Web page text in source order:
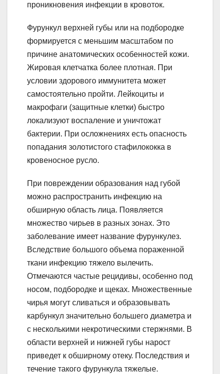
проникновения инфекции в кровоток.
Фурункул верхней губы или на подбородке
формируется с меньшим масштабом по
причине анатомических особенностей кожи.
Жировая клетчатка более плотная. При
условии здорового иммунитета может
самостоятельно пройти. Лейкоциты и
макрофаги (защитные клетки) быстро
локализуют воспаление и уничтожат
бактерии. При осложнениях есть опасность
попадания золотистого стафилококка в
кровеносное русло.
При повреждении образования над губой
можно распространить инфекцию на
обширную область лица. Появляется
множество чирьев в разных зонах. Это
заболевание имеет название фурункулез.
Вследствие большого объема пораженной
ткани инфекцию тяжело вылечить.
Отмечаются частые рецидивы, особенно под
носом, подбородке и щеках. Множественные
чирья могут сливаться и образовывать
карбункул значительно большего диаметра и
с несколькими некротическими стержнями. В
области верхней и нижней губы нарост
приведет к обширному отеку. Последствия и
течение такого фурункула тяжелые.